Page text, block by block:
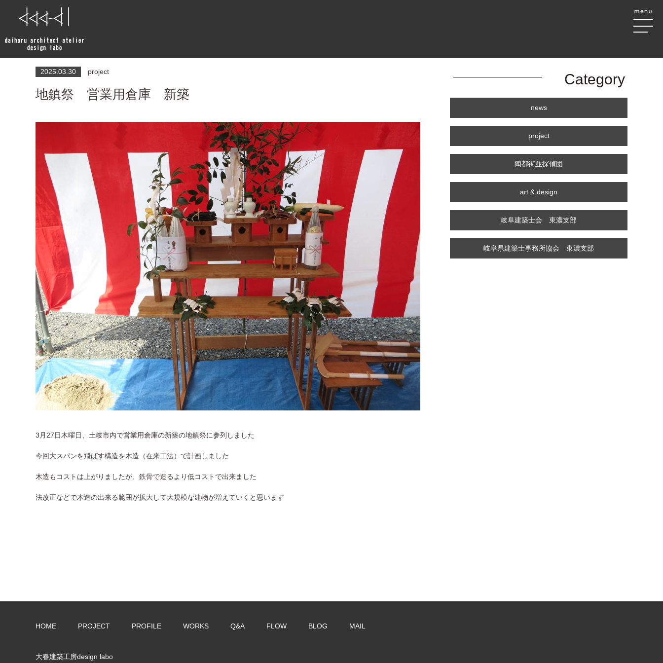
BLOG
2025.03.30 project
地鎮祭 営業用倉庫 新築
3月27日木曜日、土岐市内で営業用倉庫の新築の地鎮祭に参列しました
今回大スパンを飛ばす構造を木造（在来工法）で計画しました
木造もコストは上がりましたが、鉄骨で造るより低コストで出来ました
法改正などで木造の出来る範囲が拡大して大規模な建物が増えていくと思います
Category
news
project
陶都街並探偵団
art & design
岐阜建築士会 東濃支部
岐阜県建築士事務所協会 東濃支部
HOME PROJECT PROFILE WORKS Q&A FLOW BLOG MAIL
大春建築工房design labo